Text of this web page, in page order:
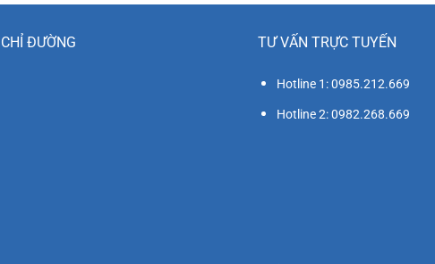
CHỈ ĐƯỜNG TƯ VẤN TRỰC TUYẾN
Hotline 1: 0985.212.669
Hotline 2: 0982.268.669